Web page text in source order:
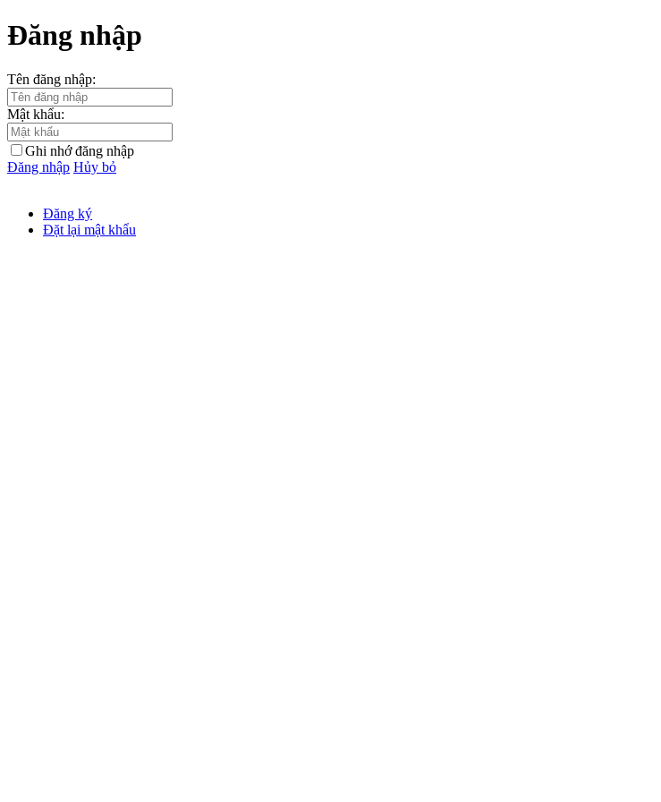
Đăng nhập
Tên đăng nhập:
Mật khẩu:
Ghi nhớ đăng nhập
Đăng nhập Hủy bỏ
Đăng ký
Đặt lại mật khẩu